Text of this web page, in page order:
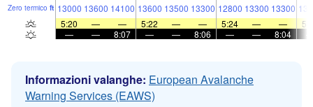
Zero termico ft 13000 13600 14100 13600 13500 13300 12800 13300 13300
5:20
— — 5:22 — — 5:24 — —
—
— 8:07 — — 8:06 — — 8:04
Informazioni valanghe: European Avalanche
Warning Services (EAWS)